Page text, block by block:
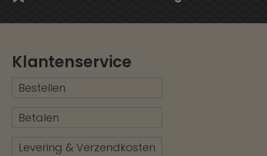
Klantenservice
Bestellen
Betalen
Levering & Verzendkosten